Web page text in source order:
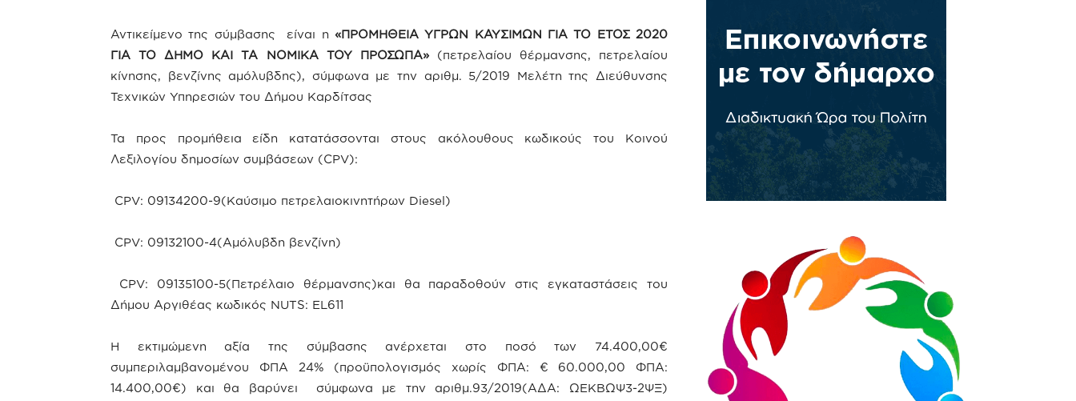
Αντικείμενο της σύμβασης είναι η «ΠΡΟΜΗΘΕΙΑ ΥΓΡΩΝ ΚΑΥΣΙΜΩΝ ΓΙΑ ΤΟ ΕΤΟΣ 2020
ΓΙΑ ΤΟ ΔΗΜΟ ΚΑΙ ΤΑ ΝΟΜΙΚΑ ΤΟΥ ΠΡΟΣΩΠΑ» (πετρελαίου θέρμανσης, πετρελαίου
κίνησης, βενζίνης αμόλυβδης), σύμφωνα με την αριθμ. 5/2019 Μελέτη της Διεύθυνσης
Τεχνικών Υπηρεσιών του Δήμου Καρδίτσας
Τα προς προμήθεια είδη κατατάσσονται στους ακόλουθους κωδικούς του Κοινού
Λεξιλογίου δημοσίων συμβάσεων (CPV):
CPV: 09134200-9(Καύσιμο πετρελαιοκινητήρων Diesel)
CPV: 09132100-4(Αμόλυβδη βενζίνη)
CPV: 09135100-5(Πετρέλαιο θέρμανσης)και θα παραδοθούν στις εγκαταστάσεις του
Δήμου Αργιθέας κωδικός NUTS: EL611
Η εκτιμώμενη αξία της σύμβασης ανέρχεται στο ποσό των 74.400,00€
συμπεριλαμβανομένου ΦΠΑ 24% (προϋπολογισμός χωρίς ΦΠΑ: € 60.000,00 ΦΠΑ:
14.400,00€) και θα βαρύνει σύμφωνα με την αριθμ.93/2019(ΑΔΑ: ΩΕΚΒΩΨ3-2ΨΞ)